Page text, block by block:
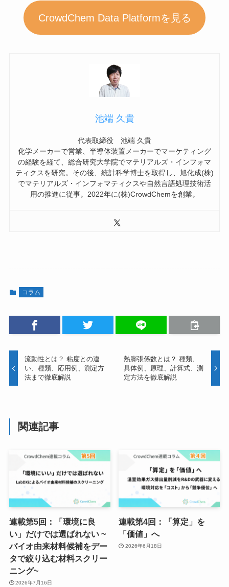
CrowdChem Data Platformを見る
池端 久貴
代表取締役 池端 久貴
化学メーカーで営業、半導体装置メーカーでマーケティング
の経験を経て、総合研究大学院でマテリアルズ・インフォマ
ティクスを研究。その後、統計科学博士を取得し、旭化成(株)
でマテリアルズ・インフォマティクスや自然言語処理技術活
用の推進に従事。2022年に(株)CrowdChemを創業。
コラム
流動性とは？ 粘度との違
い、種類、応用例、測定方
法まで徹底解説
熱膨張係数とは？ 種類、
具体例、原理、計算式、測
定方法を徹底解説
関連記事
連載第5回：「環境に良
い」だけでは選ばれない ~
バイオ由来材料候補をデー
タで絞り込む材料スクリー
ニング~
2026年7月16日
連載第4回：「算定」を
「価値」へ
2026年6月18日